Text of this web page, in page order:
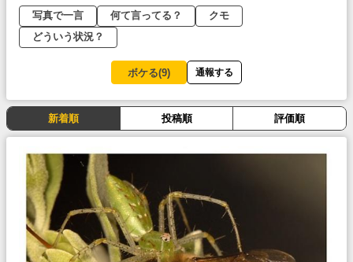
写真で一言 何て言ってる？
クモ
どういう状況？
ボケる(9) 通報する
新着順 投稿順 評価順